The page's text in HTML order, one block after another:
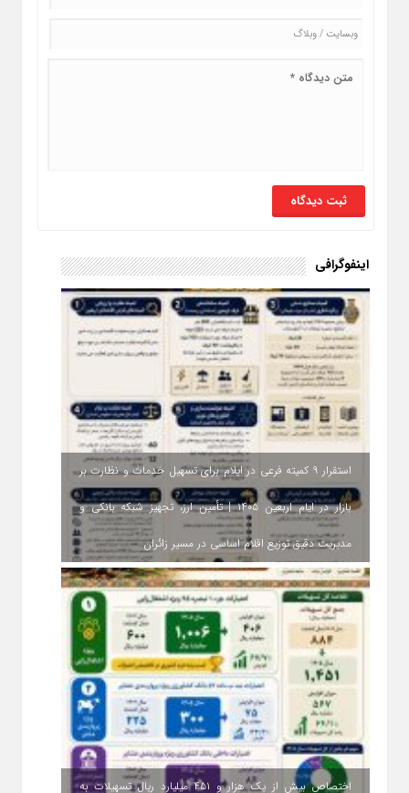
اینفوگرافی
استقرار ۹ کمیته فرعی در ایلام برای تسهیل خدمات و نظارت بر
بازار در ایام اربعین ۱۴۰۵ | تأمین ارز، تجهیز شبکه بانکی و
مدیریت دقیق توزیع اقلام اساسی در مسیر زائران
اختصاص بیش از یک هزار و ۴۵۱ میلیارد ریال تسهیلات به